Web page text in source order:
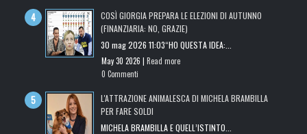
COSÌ GIORGIA PREPARA LE ELEZIONI DI AUTUNNO
(FINANZIARIA: NO, GRAZIE)
30 mag 2026 11:03“HO QUESTA IDEA:...
May 30 2026 |Read more
0 Commenti
L'ATTRAZIONE ANIMALESCA DI MICHELA BRAMBILLA
PER FARE SOLDI
MICHELA BRAMBILLA E QUELL’ISTINTO...